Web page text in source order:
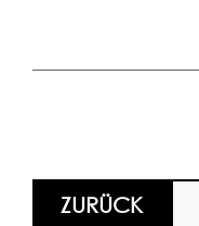
ZURÜCK